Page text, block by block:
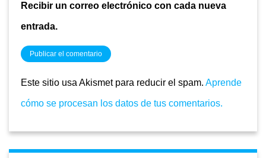
Recibir un correo electrónico con cada nueva
entrada.
Este sitio usa Akismet para reducir el spam. Aprende
cómo se procesan los datos de tus comentarios.